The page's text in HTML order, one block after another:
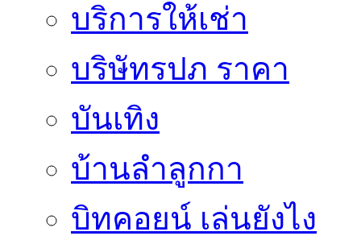
บริการให้เช่า
บริษัทรปภ ราคา
บันเทิง
บ้านลำลูกกา
บิทคอยน์ เล่นยังไง